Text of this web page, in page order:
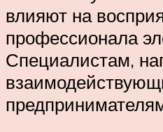
влияют на
профессионала
Специалистам,